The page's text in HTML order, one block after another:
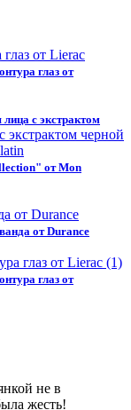
глаз от
с экстрактом
от Mon
от Durance
глаз от
не в
жесть!